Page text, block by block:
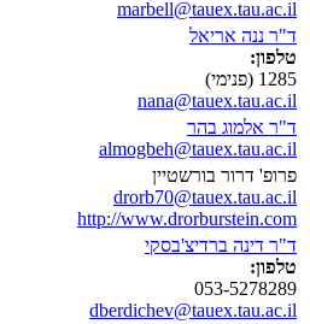
marbell@tauex.tau.ac.il
ד"ר ננה אריאל
טלפון:
1285 (פנימי)
nana@tauex.tau.ac.il
ד"ר אלמוג בהר
almogbeh@tauex.tau.ac.il
פרופ' דרור בורשטיין
drorb70@tauex.tau.ac.il
http://www.drorburstein.com
ד"ר דינה ברדיצ'בסקי
טלפון:
053-5278289
dberdichev@tauex.tau.ac.il